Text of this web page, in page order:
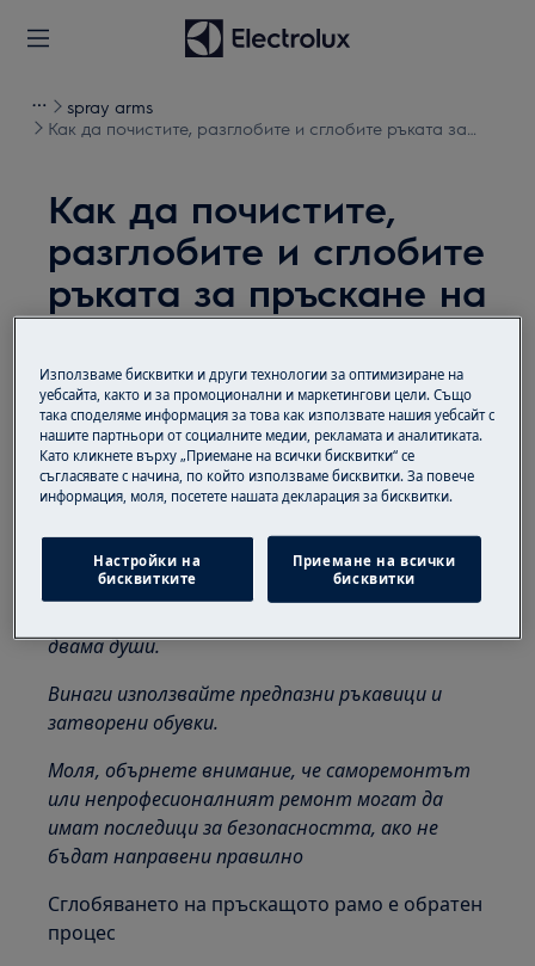
spray arms
Как да почистите, разглобите и сглобите ръката за
Как да почистите,
разглобите и сглобите
ръката за пръскане на
вашата миялна
машина
Решение
Преди всяка операция по поддръжката
деактивирайте уреда и изключете щепсела от
контакта.
Винаги внимавайте при преместване на уреди,
двама души.
Винаги използвайте предпазни ръкавици и
затворени обувки.
Моля, обърнете внимание, че саморемонтът
или непрофесионалният ремонт могат да
имат последици за безопасността, ако не
бъдат направени правилно
Сглобяването на пръскащото рамо е обратен
процес
Използваме бисквитки и други технологии за оптимизиране на
уебсайта, както и за промоционални и маркетингови цели. Също
така споделяме информация за това как използвате нашия уебсайт с
нашите партньори от социалните медии, рекламата и аналитиката.
Като кликнете върху „Приемане на всички бисквитки“ се
съгласявате с начина, по който използваме бисквитки. За повече
информация, моля, посетете нашата декларация за бисквитки.
Настройки на
бисквитките
Приемане на всички
бисквитки